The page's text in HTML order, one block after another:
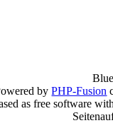
byPHP-Fusion
as free software